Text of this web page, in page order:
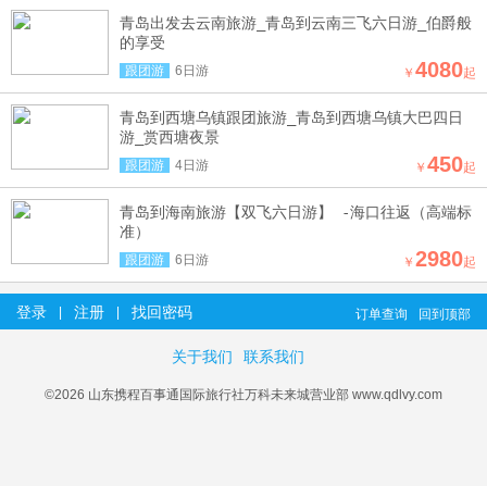
青岛出发去云南旅游_青岛到云南三飞六日游_伯爵般
的享受
跟团游 6日游 ￥ 4080起
青岛到西塘乌镇跟团旅游_青岛到西塘乌镇大巴四日
游_赏西塘夜景
跟团游 4日游 ￥ 450起
青岛到海南旅游【双飞六日游】 -海口往返（高端标
准）
跟团游 6日游 ￥ 2980起
登录 注册 找回密码 回到顶部
订单查询
关于我们 联系我们
©2026 山东携程百事通国际旅行社万科未来城营业部 www.qdlvy.com